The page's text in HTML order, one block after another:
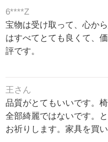
6****Z
宝物は受け取って、心か
はすべてとても良くて、
評です。
王さん
品質がとてもいいです。
全部綺麗ではないです。
お祈りします。家具を買